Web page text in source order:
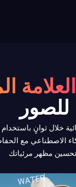
للصور
خلال ثوانٍ
الاصطناعي مع
مظهر مرئياتك